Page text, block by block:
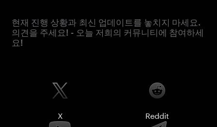
현재 진행 상황과 최신 업데이트를 놓치지 마세요.
의견을 주세요! - 오늘 저희의 커뮤니티에 참여하세
요!
X Reddit